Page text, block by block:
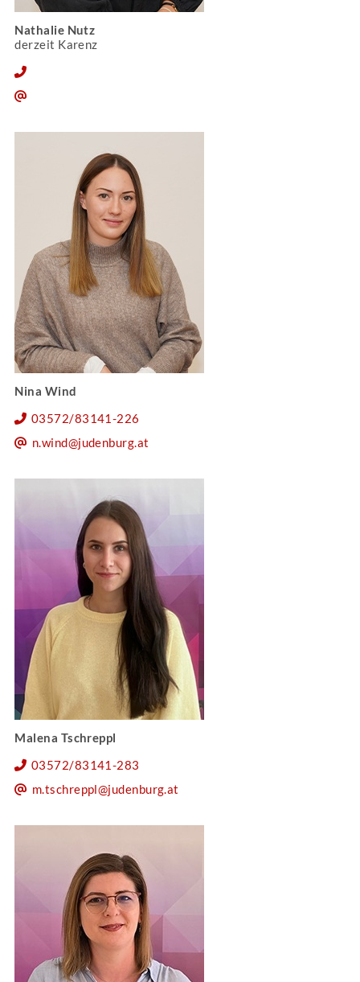
Nathalie Nutz
derzeit Karenz
Nina Wind
03572/83141-226
n.wind@judenburg.at
Malena Tschreppl
03572/83141-283
m.tschreppl@judenburg.at